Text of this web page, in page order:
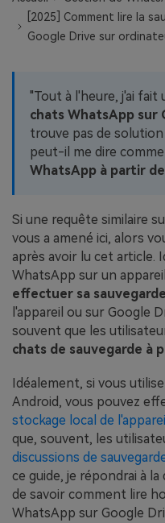
EXPLOREZ PLUS DE
Plan Éducation
[2025] Comment lire la
Google Drive sur
"Tout à l'heure, j'ai fait
chats WhatsApp sur
trouve pas de
peut-il me dire
WhatsApp à partir
Si une requête similaire
vous a amené ici, alors
après avoir lu cet article.
WhatsApp sur un
effectuer sa
l'appareil ou sur Google
souvent que les
chats de sauvegarde à
Idéalement, si vous
Android, vous pouvez
stockage local de l'appareil
que, souvent, les
discussions de
ce guide, je répondrai à
de savoir comment lire
WhatsApp sur Google